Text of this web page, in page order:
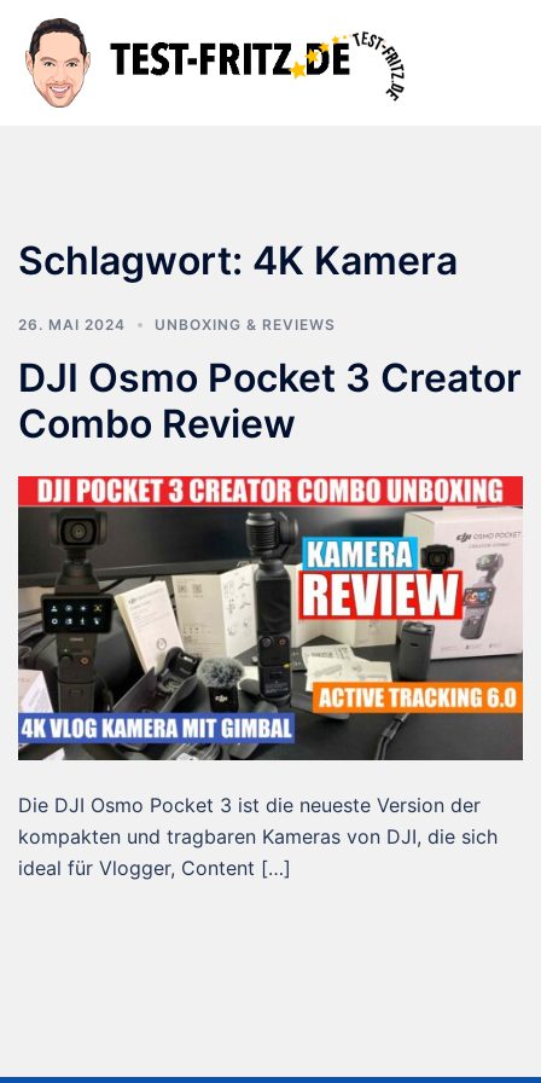
Inhalt
springen
Schlagwort: 4K Kamera
26. MAI 2024 UNBOXING & REVIEWS
DJI Osmo Pocket 3 Creator
Combo Review
Die DJI Osmo Pocket 3 ist die neueste Version der
kompakten und tragbaren Kameras von DJI, die sich
ideal für Vlogger, Content […]